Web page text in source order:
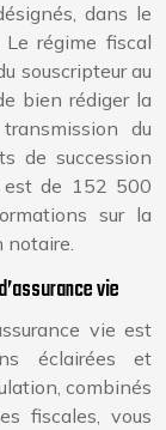
dans le
régime fiscal
souscripteur au
bien rédiger la
du
de succession
est de 152 500
sur la
notaire.
vie
vie est
éclairées et
combinés
fiscales, vous